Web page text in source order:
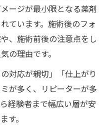
で叶える自然な白さの
ニング薬剤と安全性を
ング岡山の医院選びポ
ワイトニング薬剤の特
ージが最小限となる薬剤
ています。施術後のフォ
、施術前後の注意点をし
の理由です。
対応が親切」「仕上がり
が多く、リピーターが多
経験者まで幅広い層が安
す。